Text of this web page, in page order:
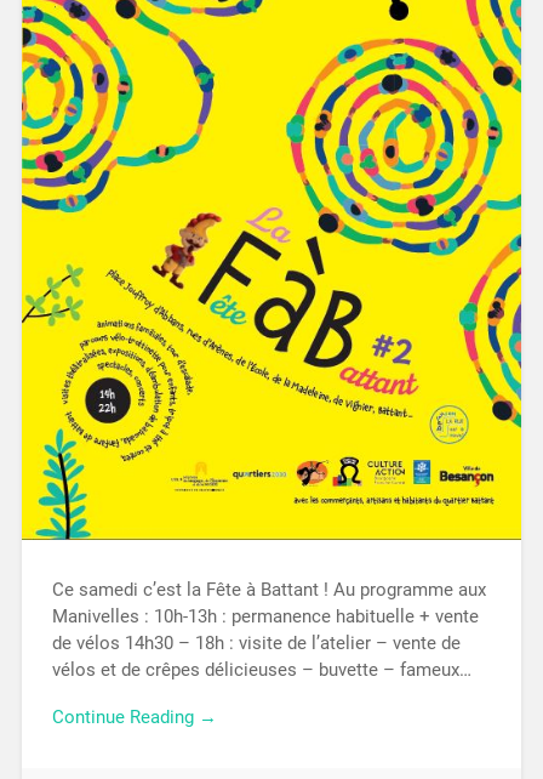
Ce samedi c’est la Fête à Battant ! Au programme aux
Manivelles : 10h-13h : permanence habituelle + vente
de vélos 14h30 – 18h : visite de l’atelier – vente de
vélos et de crêpes délicieuses – buvette – fameux…
Continue Reading →